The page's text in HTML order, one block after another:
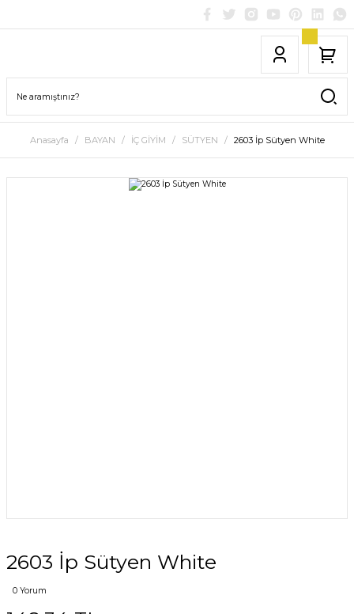
Anasayfa BAYAN İÇ GİYİM SÜTYEN 2603 İp Sütyen White
2603 İp Sütyen White
0 Yorum